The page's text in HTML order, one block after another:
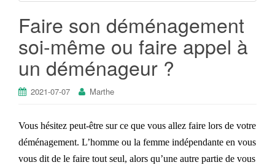
Faire son déménagement
soi-même ou faire appel à
un déménageur ?
2021-07-07 Marthe
Vous hésitez peut-être sur ce que vous allez faire lors de votre
déménagement. L’homme ou la femme indépendante en vous
vous dit de le faire tout seul, alors qu’une autre partie de vous